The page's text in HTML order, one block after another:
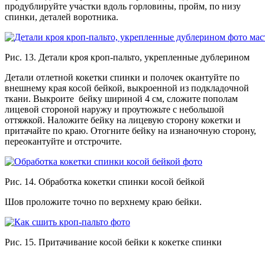
продублируйте участки вдоль горловины, пройм, по низу
спинки, деталей воротника.
Рис. 13. Детали кроя кроп-пальто, укрепленные дублерином
Детали отлетной кокетки спинки и полочек окантуйте по
внешнему края косой бейкой, выкроенной из подкладочной
ткани. Выкроите бейку шириной 4 см, сложите пополам
лицевой стороной наружу и проутюжьте с небольшой
оттяжкой. Наложите бейку на лицевую сторону кокетки и
притачайте по краю. Отогните бейку на изнаночную сторону,
переокантуйте и отстрочите.
Рис. 14. Обработка кокетки спинки косой бейкой
Шов проложите точно по верхнему краю бейки.
Рис. 15. Притачивание косой бейки к кокетке спинки